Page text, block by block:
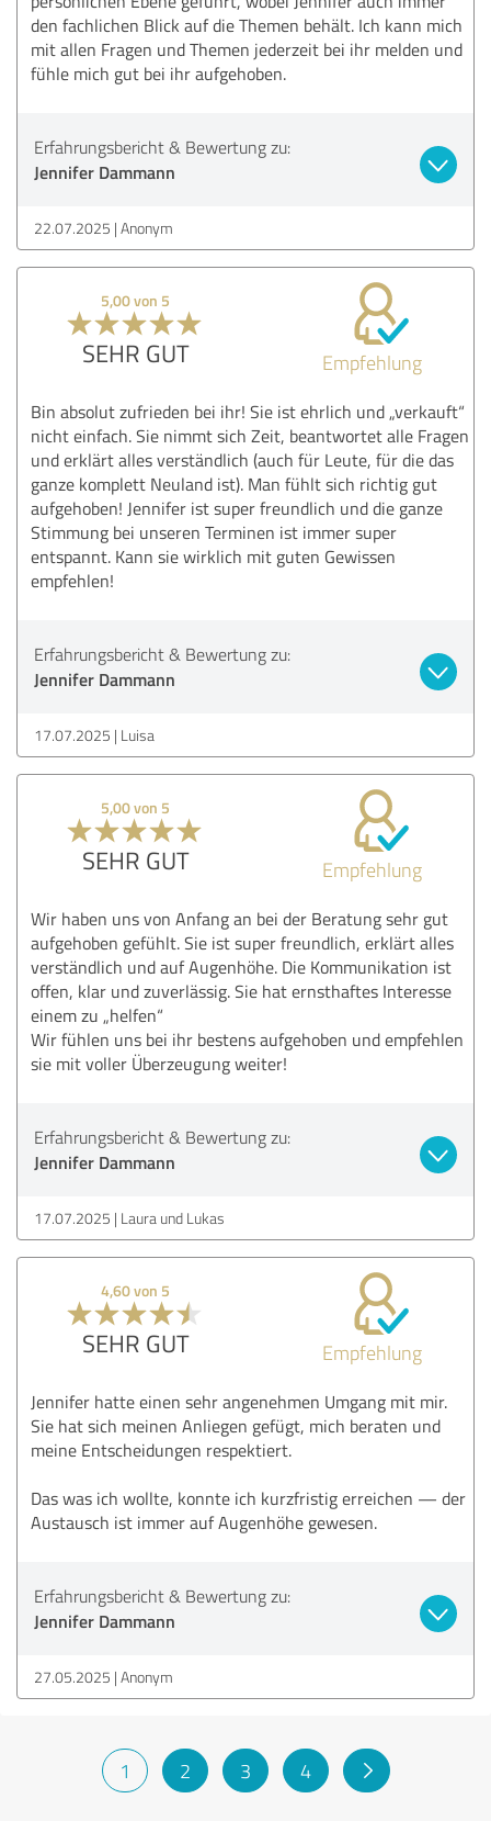
den fachlichen Blick auf die Themen behält. Ich kann mich
mit allen Fragen und Themen jederzeit bei ihr melden und
fühle mich gut bei ihr aufgehoben.
Erfahrungsbericht & Bewertung zu:
Jennifer Dammann
22.07.2025 Anonym
5,00 von 5
SEHR GUT Empfehlung
Bin absolut zufrieden bei ihr! Sie ist ehrlich und „verkauft“
nicht einfach. Sie nimmt sich Zeit, beantwortet alle Fragen
und erklärt alles verständlich (auch für Leute, für die das
ganze komplett Neuland ist). Man fühlt sich richtig gut
aufgehoben! Jennifer ist super freundlich und die ganze
Stimmung bei unseren Terminen ist immer super
entspannt. Kann sie wirklich mit guten Gewissen
empfehlen!
Erfahrungsbericht & Bewertung zu:
Jennifer Dammann
17.07.2025 Luisa
5,00 von 5
SEHR GUT Empfehlung
Wir haben uns von Anfang an bei der Beratung sehr gut
aufgehoben gefühlt. Sie ist super freundlich, erklärt alles
verständlich und auf Augenhöhe. Die Kommunikation ist
offen, klar und zuverlässig. Sie hat ernsthaftes Interesse
einem zu „helfen“
Wir fühlen uns bei ihr bestens aufgehoben und empfehlen
sie mit voller Überzeugung weiter!
Erfahrungsbericht & Bewertung zu:
Jennifer Dammann
17.07.2025 Laura und Lukas
4,60 von 5
SEHR GUT Empfehlung
Jennifer hatte einen sehr angenehmen Umgang mit mir.
Sie hat sich meinen Anliegen gefügt, mich beraten und
meine Entscheidungen respektiert.
Das was ich wollte, konnte ich kurzfristig erreichen — der
Austausch ist immer auf Augenhöhe gewesen.
Erfahrungsbericht & Bewertung zu:
Jennifer Dammann
27.05.2025 Anonym
1 2 3 4